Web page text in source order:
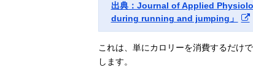
出典：Journal of Applied
during running and jumping」
これは、単にカロリーを消費するだけ
します。